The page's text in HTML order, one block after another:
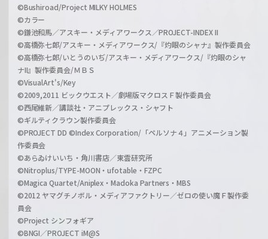
©Bushiroad/Project MILKY HOLMES
©カラー
©鎌池和馬／アスキー・メディアワークス／PROJECT-INDEX II
©高橋弥七郎/アスキー・メディアワークス/『灼眼のシャナ』製作委員会
©高橋弥七郎/いとうのいぢ/アスキー・メディアワークス/『灼眼のシャ
ナII』製作委員会/ＭＢＳ
©VisualArt's/Key
©2009,2011 ビックウエスト／劇場版マクロスＦ製作委員会
©西尾維新／講談社・アニプレックス・シャフト
©ギルティクラウン製作委員会
©PROJECT DD ©Index Corporation/「ペルソナ４」アニメーション製
作委員会
©あらゐけいいち・角川書店／東雲研究所
©Nitroplus/TYPE-MOON・ufotable・FZPC
©Magica Quartet/Aniplex・Madoka Partners・MBS
©2012 ヤマグチノボル・メディアファクトリー／ゼロの使い魔Ｆ製作委
員会
©Project シンフォギア
©BNGI／PROJECT iM@S